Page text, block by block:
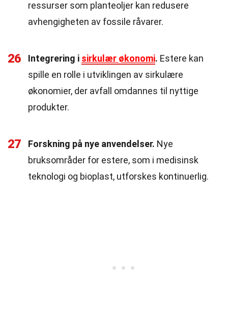
ressurser som planteoljer kan redusere
avhengigheten av fossile råvarer.
26 Integrering i sirkulær økonomi. Estere kan
spille en rolle i utviklingen av sirkulære
økonomier, der avfall omdannes til nyttige
produkter.
27 Forskning på nye anvendelser. Nye
bruksområder for estere, som i medisinsk
teknologi og bioplast, utforskes kontinuerlig.